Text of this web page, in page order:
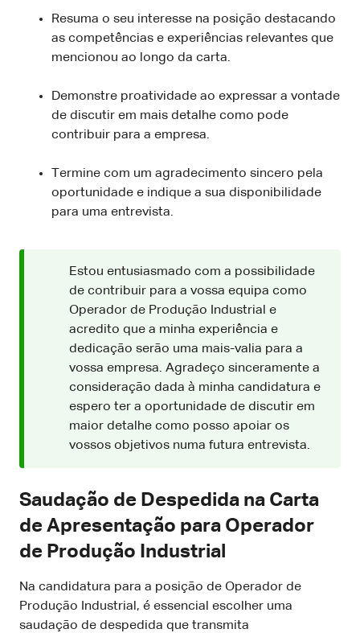
Resuma o seu interesse na posição destacando
as competências e experiências relevantes que
mencionou ao longo da carta.
Demonstre proatividade ao expressar a vontade
de discutir em mais detalhe como pode
contribuir para a empresa.
Termine com um agradecimento sincero pela
oportunidade e indique a sua disponibilidade
para uma entrevista.
Estou entusiasmado com a possibilidade
de contribuir para a vossa equipa como
Operador de Produção Industrial e
acredito que a minha experiência e
dedicação serão uma mais-valia para a
vossa empresa. Agradeço sinceramente a
consideração dada à minha candidatura e
espero ter a oportunidade de discutir em
maior detalhe como posso apoiar os
vossos objetivos numa futura entrevista.
Saudação de Despedida na Carta
de Apresentação para Operador
de Produção Industrial
Na candidatura para a posição de Operador de
Produção Industrial, é essencial escolher uma
saudação de despedida que transmita